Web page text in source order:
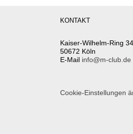
KONTAKT
Kaiser-Wilhelm-Ring 34
50672 Köln
E-Mail info@m-club.de
Cookie-Einstellungen